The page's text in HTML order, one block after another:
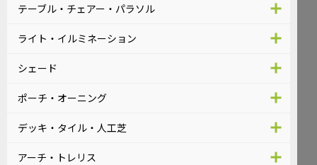
テーブル・チェアー・パラソル
ライト・イルミネーション
シェード
ポーチ・オーニング
デッキ・タイル・人工芝
アーチ・トレリス